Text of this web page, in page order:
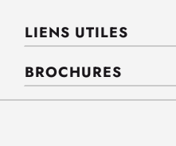
LIENS UTILES
BROCHURES